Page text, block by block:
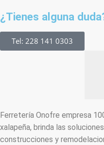
¿Tienes alguna
Tel: 228 141 0303
Ferretería Onofre empresa
xalapeña, brinda las
construcciones y